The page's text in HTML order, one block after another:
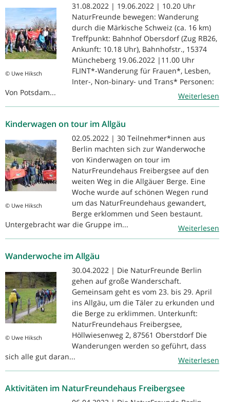
© Uwe Hiksch
31.08.2022 | 19.06.2022 | 10.20 Uhr
NaturFreunde bewegen: Wanderung
durch die Märkische Schweiz (ca. 16 km)
Treffpunkt: Bahnhof Obersdorf (Zug RB26,
Ankunft: 10.18 Uhr), Bahnhofstr., 15374
Müncheberg 19.06.2022 |11.00 Uhr
FLINT*-Wanderung für Frauen*, Lesben,
Inter-, Non-binary- und Trans* Personen:
Von Potsdam...
Weiterlesen
Kinderwagen on tour im Allgäu
© Uwe Hiksch
02.05.2022 | 30 Teilnehmer*innen aus
Berlin machten sich zur Wanderwoche
von Kinderwagen on tour im
NaturFreundehaus Freibergsee auf den
weiten Weg in die Allgäuer Berge. Eine
Woche wurde auf schönen Wegen rund
um das NaturFreundehaus gewandert,
Berge erklommen und Seen bestaunt.
Untergebracht war die Gruppe im...
Weiterlesen
Wanderwoche im Allgäu
© Uwe Hiksch
30.04.2022 | Die NaturFreunde Berlin
gehen auf große Wanderschaft.
Gemeinsam geht es vom 23. bis 29. April
ins Allgäu, um die Täler zu erkunden und
die Berge zu erklimmen. Unterkunft:
NaturFreundehaus Freibergsee,
Höllwiesenweg 2, 87561 Oberstdorf Die
Wanderungen werden so geführt, dass
sich alle gut daran...
Weiterlesen
Aktivitäten im NaturFreundehaus Freibergsee